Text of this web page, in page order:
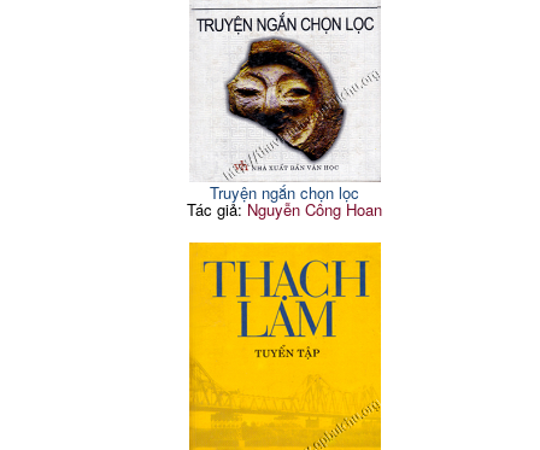
Truyện ngắn chọn lọc
Tác giả:Nguyễn Công Hoan